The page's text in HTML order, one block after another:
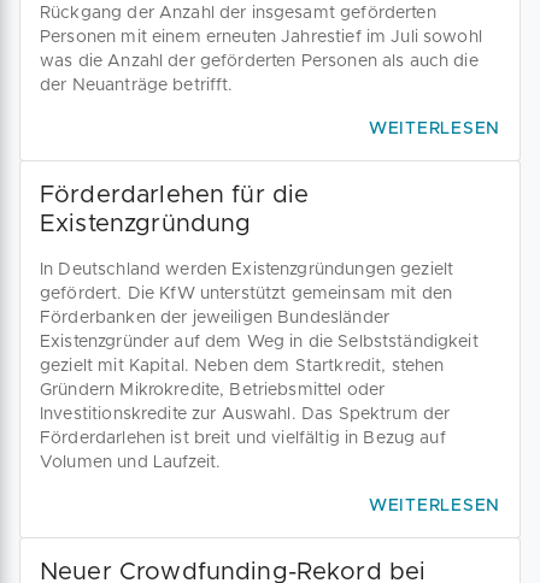
Rückgang der Anzahl der insgesamt geförderten
Personen mit einem erneuten Jahrestief im Juli sowohl
was die Anzahl der geförderten Personen als auch die
der Neuanträge betrifft.
WEITERLESEN
Förderdarlehen für die
Existenzgründung
In Deutschland werden Existenzgründungen gezielt
gefördert. Die KfW unterstützt gemeinsam mit den
Förderbanken der jeweiligen Bundesländer
Existenzgründer auf dem Weg in die Selbstständigkeit
gezielt mit Kapital. Neben dem Startkredit, stehen
Gründern Mikrokredite, Betriebsmittel oder
Investitionskredite zur Auswahl. Das Spektrum der
Förderdarlehen ist breit und vielfältig in Bezug auf
Volumen und Laufzeit.
WEITERLESEN
Neuer Crowdfunding-Rekord bei